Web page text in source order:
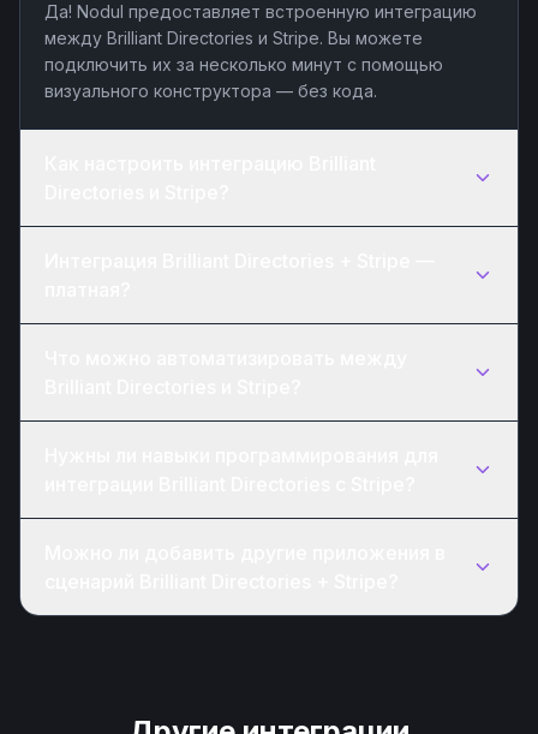
Да! Nodul предоставляет встроенную интеграцию
между Brilliant Directories и Stripe. Вы можете
подключить их за несколько минут с помощью
визуального конструктора — без кода.